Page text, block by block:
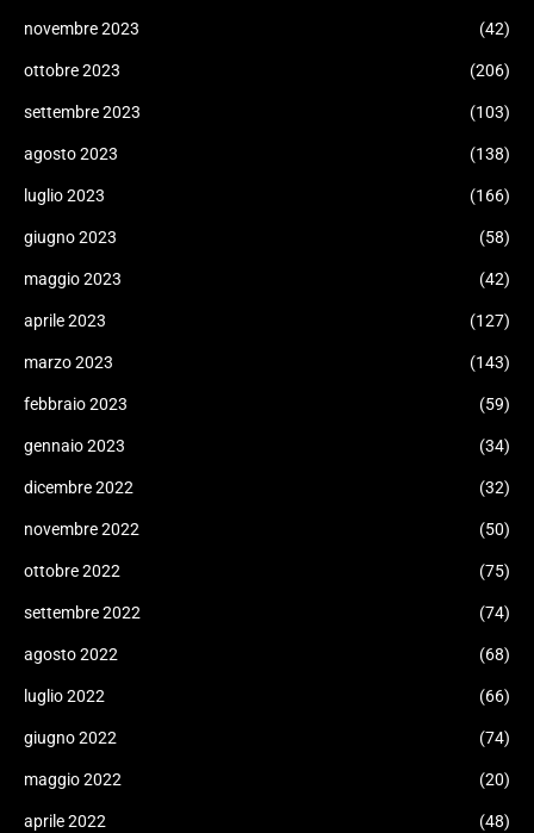
novembre 2023 (42)
ottobre 2023 (206)
settembre 2023 (103)
agosto 2023 (138)
luglio 2023 (166)
giugno 2023 (58)
maggio 2023 (42)
aprile 2023 (127)
marzo 2023 (143)
febbraio 2023 (59)
gennaio 2023 (34)
dicembre 2022 (32)
novembre 2022 (50)
ottobre 2022 (75)
settembre 2022 (74)
agosto 2022 (68)
luglio 2022 (66)
giugno 2022 (74)
maggio 2022 (20)
aprile 2022 (48)